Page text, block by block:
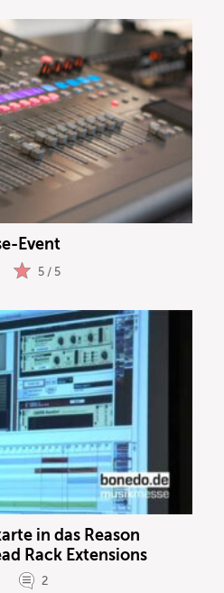
Event
5 / 5
in das Reason
Rack Extensions
2